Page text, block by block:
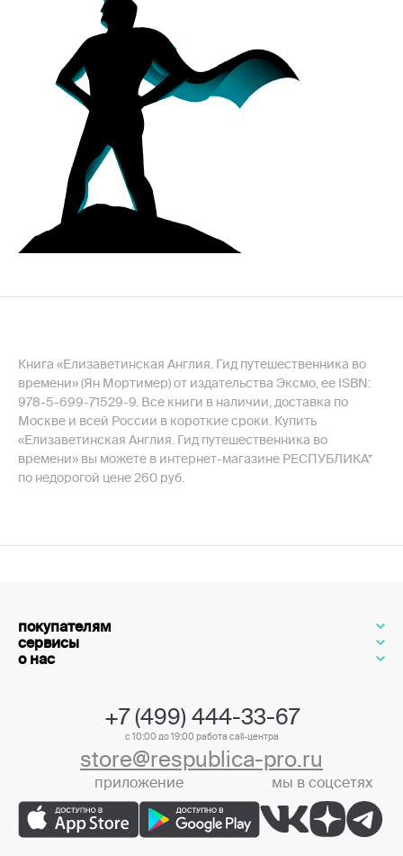
Книга «Елизаветинская Англия. Гид путешественника во
времени» (Ян Мортимер) от издательства Эксмо, ее ISBN:
978-5-699-71529-9. Все книги в наличии, доставка по
Москве и всей России в короткие сроки. Купить
«Елизаветинская Англия. Гид путешественника во
времени» вы можете в интернет-магазине РЕСПУБЛИКА*
по недорогой цене 260 руб.
покупателям
сервисы
о нас
+7 (499) 444-33-67
с 10:00 до 19:00 работа call-центра
store@respublica-pro.ru
приложение мы в соцсетях